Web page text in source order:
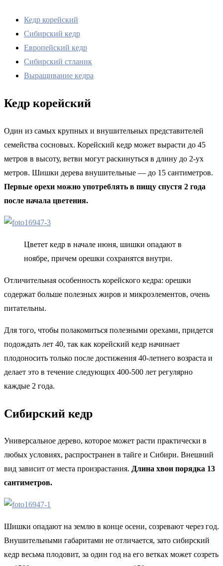
Кедр корейский
Сибирский кедр
Европейский кедр
Сибирский стланик
Выращивание кедра
Кедр корейский
Один из самых крупных и внушительных представителей
семейства сосновых. Корейский кедр может вырасти до 45
метров в высоту, ветви могут раскинуться в длину до 2-ух
метров. Шишки дерева внушительные — до 15 сантиметров.
Первые орехи можно употреблять в пищу спустя 2 года
после начала цветения.
Цветет кедр в начале июня, шишки опадают в
ноябре, причем орешки сохранятся внутри.
Отличительная особенность корейского кедра: орешки
содержат больше полезных жиров и микроэлементов, очень
питательны.
Для того, чтобы полакомиться полезными орехами, придется
подождать лет 40, так как корейский кедр начинает
плодоносить только после достижения 40-летнего возраста и
делает это в течение следующих 400-500 лет регулярно
каждые 2 года.
Сибирский кедр
Универсальное дерево, которое может расти практически в
любых условиях, распространен в тайге и Сибири. Внешний
вид зависит от места произрастания. Длина хвои порядка 13
сантиметров.
Шишки опадают на землю в конце осени, созревают через год.
Внушительными габаритами не отличается, зато сибирский
кедр весьма плодовит, за один год на его ветках может созреть